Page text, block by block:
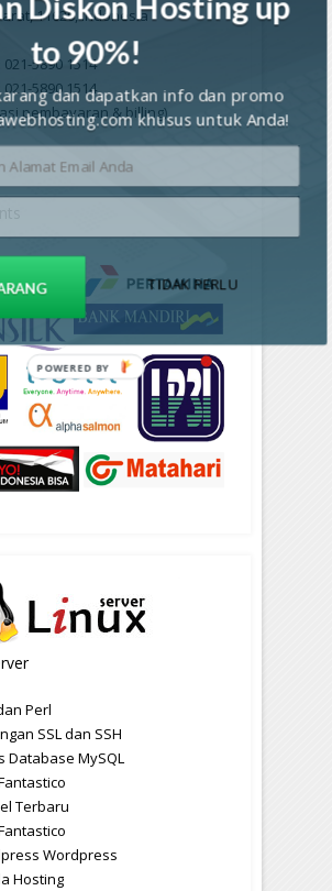
11620, Indonesia
5890 1514
5890 1514
pembayaran & billing)
Perl
SSL dan SSH
Database MySQL
Terbaru
Wordpress
Hosting
to 90%!
dan dapatkan info dan promo
khusus untuk Anda!
TIDAK PERLU
POWERED BY